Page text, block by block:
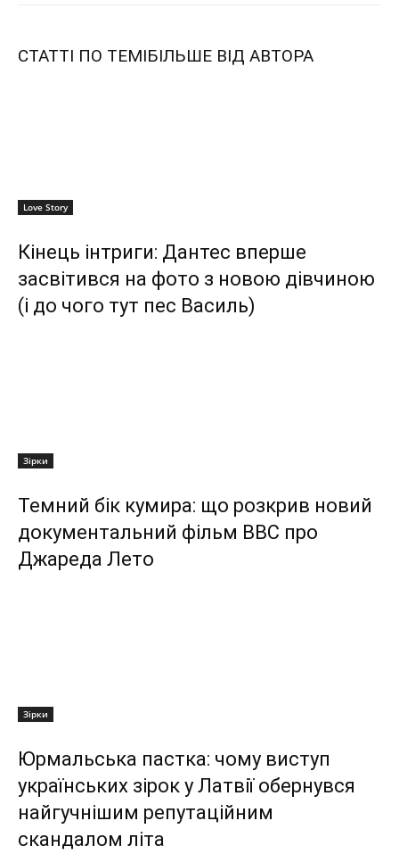
СТАТТІ ПО ТЕМІБІЛЬШЕ ВІД АВТОРА
Love Story
Кінець інтриги: Дантес вперше
засвітився на фото з новою дівчиною
(і до чого тут пес Василь)
Зірки
Темний бік кумира: що розкрив новий
документальний фільм ВВС про
Джареда Лето
Зірки
Юрмальська пастка: чому виступ
українських зірок у Латвії обернувся
найгучнішим репутаційним
скандалом літа